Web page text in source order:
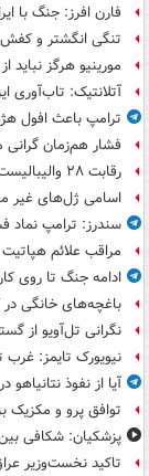
فارن افرز: جنگ با
تنگی انگشتر و
مورینیو هرگز نباید
آتلانتیک: تاب‌آوری
ترامپ باعث افول
فشار هم‌زمان گرانی
رقابت ۲۸ والیبالیست برای حضور در فهرست نهایی تیم ملی
اسامی ژل‌های غیر
سندرز: ترامپ نماد
مراقب علائم
ادامه جنگ تا روی
باغچه‌های خانگی در
نگرانی تل‌آویو از
نیویورک تایمز: غرب
آیا از نفوذ
توافق پرو و مکزیک
پزشکیان: شکافی
تاکید نخست‌وزیر